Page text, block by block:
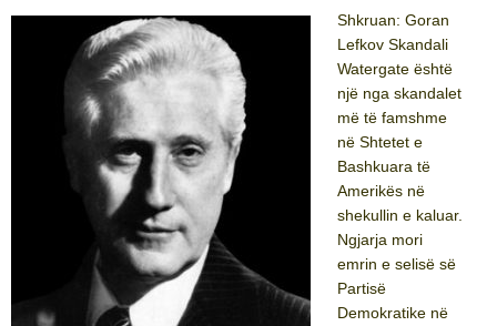
on
Shkruan: Goran
Lefkov Skandali
Watergate është
një nga skandalet
më të famshme
në Shtetet e
Bashkuara të
Amerikës në
shekullin e kaluar.
Ngjarja mori
emrin e selisë së
Partisë
Demokratike në